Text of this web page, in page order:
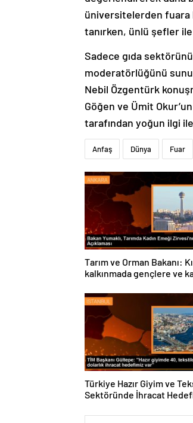
üniversitelerden fuara
tanırken, ünlü şefler
Sadece gıda
moderatörlüğünü
Nebil Özgentürk
Göğen ve Ümit
tarafından yoğun ilgi ile
Anfaş Dünya Fuar
Tarım ve Orman Bakanı:
kalkınmada gençlere ve
Türkiye Hazır Giyim ve
Sektöründe İhracat